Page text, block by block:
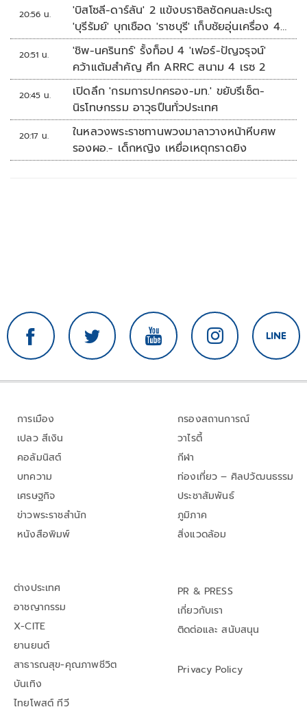
20:56 น.
'บิสโซลี-ดาร์ลัน' 2 แข้งบราซิลซัดคนละประตู
'บุรีรัมย์' บุกเชือด 'ราชบุรี' เก็บชัยอุ่นเครื่อง 4
นัดรวด
20:51 น.
'ชิพ-นครินทร์' รั้งท็อป 4 'เฟอร์-ปัญจรุจน์'
คว้าแต้มสำคัญ ศึก ARRC สนาม 4 เรซ 2
20:45 น.
เปิดลึก 'กรมการปกครอง-มท.' ขยับรีเซ็ต-
นิรโทษกรรม อาวุธปืนทั่วประเทศ
20:17 น.
ในหลวงพระราชทานพวงมาลาวางหน้าหีบศพ
รองผอ.- เด็กหญิง เหยื่อเหตุกราดยิง
การเมือง
เปลว สีเงิน
คอลัมนิสต์
บทความ
เศรษฐกิจ
ข่าวพระราชสำนัก
หนังสือพิมพ์
กรองสถานการณ์
วาไรตี้
กีฬา
ท่องเที่ยว – ศิลปวัฒนธรรม
ประชาสัมพันธ์
ภูมิภาค
สิ่งแวดล้อม
ต่างประเทศ
อาชญากรรม
X-CITE
ยานยนต์
สาธารณสุข-คุณภาพชีวิต
บันเทิง
ไทยโพสต์ ทีวี
PR & PRESS
เกี่ยวกับเรา
ติดต่อและ สนับสนุน
Privacy Policy